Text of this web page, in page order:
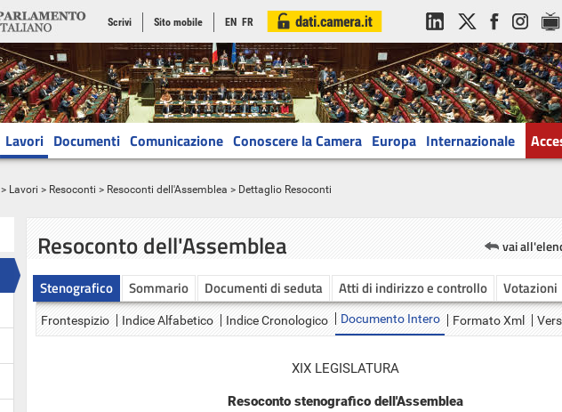
Scrivi Sito mobile EN FR
Lavori Documenti Comunicazione Conoscere la Camera Europa Internazionale
> Lavori > Resoconti > Resoconti dell'Assemblea > Dettaglio Resoconti
Resoconto dell'Assemblea vai
Stenografico Sommario Documenti di seduta Atti di indirizzo e controllo Votazioni
Frontespizio Indice Alfabetico Indice Cronologico Documento Intero Formato Xml
XIX LEGISLATURA
Resoconto stenografico dell'Assemblea